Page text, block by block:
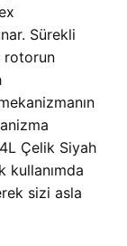
Sürekli
rotorun
Çelik Siyah
kullanımda
sizi asla